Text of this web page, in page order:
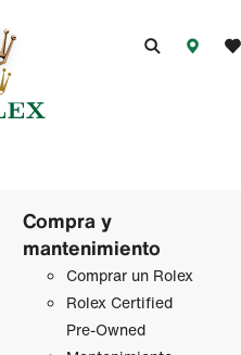
Compra y
mantenimiento
Comprar un Rolex
Rolex Certified
Pre-Owned